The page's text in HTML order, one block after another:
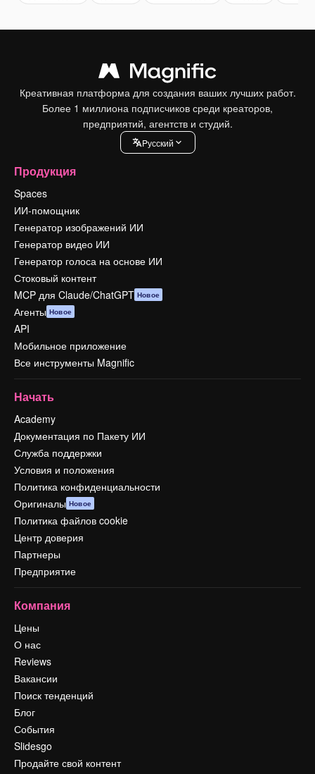
Креативная платформа для создания ваших лучших работ.
Более 1 миллиона подписчиков среди креаторов,
предприятий, агентств и студий.
Pусский
Продукция
Spaces
ИИ-помощник
Генератор изображений ИИ
Генератор видео ИИ
Генератор голоса на основе ИИ
Стоковый контент
MCP для Claude/ChatGPT Новое
Агенты Новое
API
Мобильное приложение
Все инструменты Magnific
Начать
Academy
Документация по Пакету ИИ
Служба поддержки
Условия и положения
Политика конфиденциальности
Оригиналы Новое
Политика файлов cookie
Центр доверия
Партнеры
Предприятие
Компания
Цены
О нас
Reviews
Вакансии
Поиск тенденций
Блог
События
Slidesgo
Продайте свой контент